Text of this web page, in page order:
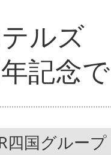
テル
記念
四国グループ